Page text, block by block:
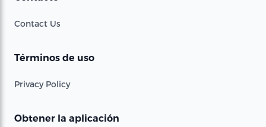
Contact Us
Términos de uso
Privacy Policy
Obtener la aplicación